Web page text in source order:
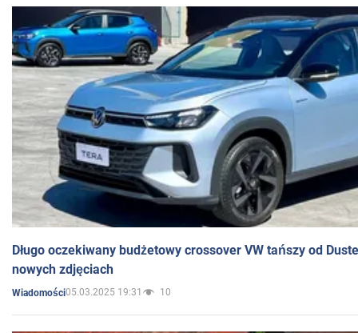
Długo oczekiwany budżetowy crossover VW tańszy od
nowych zdjęciach
Wiadomości05.03.2025 19:31 10